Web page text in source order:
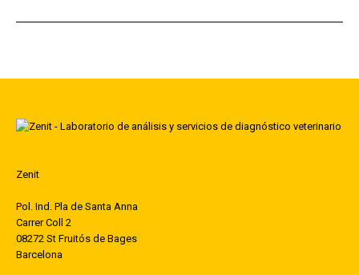
Zenit
Pol. Ind. Pla de Santa Anna
Carrer Coll 2
08272 St Fruitós de Bages
Barcelona